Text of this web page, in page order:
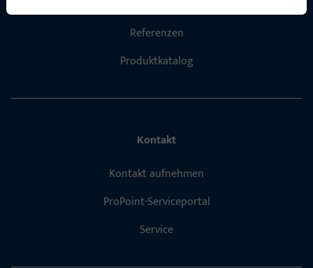
Referenzen
Produktkatalog
Kontakt
Kontakt aufnehmen
ProPoint-Serviceportal
Service